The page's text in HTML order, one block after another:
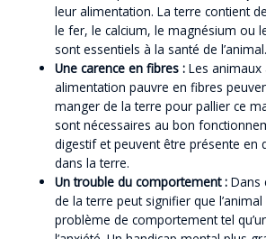
leur alimentation. La terre contient
le fer, le calcium, le magnésium ou
sont essentiels à la santé de l’animal.
Une carence en fibres : Les animaux
alimentation pauvre en fibres
manger de la terre pour pallier ce
sont nécessaires au bon
digestif et peuvent être présente en
dans la terre.
Un trouble du comportement : Dans
de la terre peut signifier que l’animal
problème de comportement tel